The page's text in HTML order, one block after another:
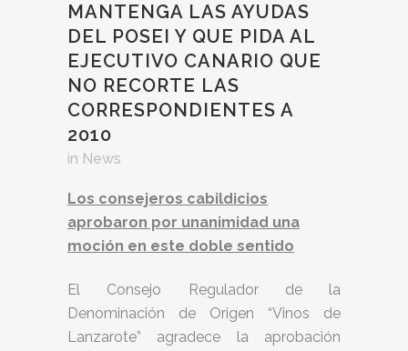
MANTENGA LAS AYUDAS
DEL POSEI Y QUE PIDA AL
EJECUTIVO CANARIO QUE
NO RECORTE LAS
CORRESPONDIENTES A
2010
in News
Los consejeros cabildicios
aprobaron por unanimidad una
moción en este doble sentido
El Consejo Regulador de la
Denominación de Origen “Vinos de
Lanzarote” agradece la aprobación